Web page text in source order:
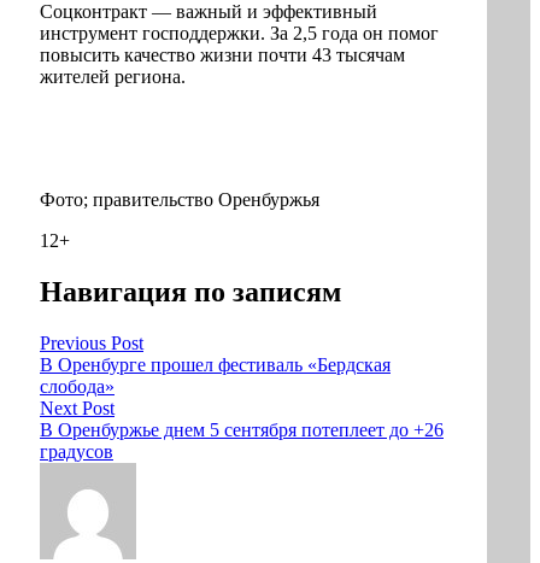
Соцконтракт — важный и эффективный
инструмент господдержки. За 2,5 года он помог
повысить качество жизни почти 43 тысячам
жителей региона.
Фото; правительство Оренбуржья
12+
Навигация по записям
Previous Post
В Оренбурге прошел фестиваль «Бердская
слобода»
Next Post
В Оренбуржье днем 5 сентября потеплеет до +26
градусов